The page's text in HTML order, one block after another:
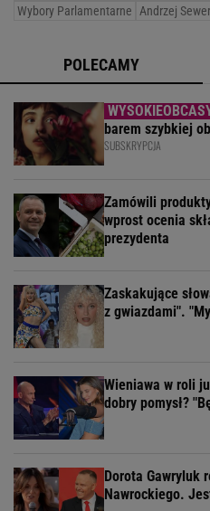
Wybory Parlamentarne Andrzej
POLECAMY
barem szybkiej
SUBSKRYPCJA
Zamówili
wprost ocenia
prezydenta
Zaskakujące
z gwiazdami".
Wieniawa w roli
dobry pomysł?
Dorota Gawryluk
Nawrockiego.